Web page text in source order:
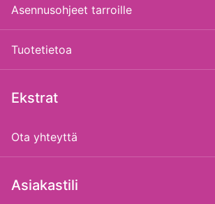
Asennusohjeet tarroille
Tuotetietoa
Ekstrat
Ota yhteyttä
Asiakastili